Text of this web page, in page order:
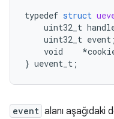
typedef struct
uint32_t
uint32_t event ;
void
*
} uevent_t ;
event alanı aşağıdaki